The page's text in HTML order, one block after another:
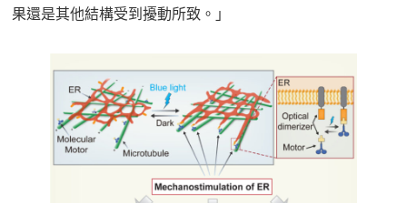
果還是其他結構受到擾動所致。」